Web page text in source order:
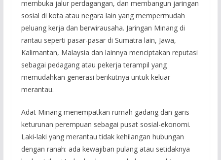
membuka jalur perdagangan, dan membangun jaringan
sosial di kota atau negara lain yang mempermudah
peluang kerja dan berwirausaha. Jaringan Minang di
rantau seperti pasar-pasar di Sumatra lain, Jawa,
Kalimantan, Malaysia dan lainnya menciptakan reputasi
sebagai pedagang atau pekerja terampil yang
memudahkan generasi berikutnya untuk keluar
merantau.
Adat Minang menempatkan rumah gadang dan garis
keturunan perempuan sebagai pusat sosial-ekonomi.
Laki-laki yang merantau tidak kehilangan hubungan
dengan ranah: ada kewajiban pulang atau setidaknya